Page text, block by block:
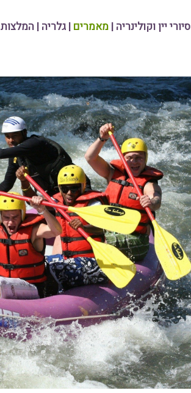
סיורי יין וקולינריה | מאמרים | גלריה | המלצות